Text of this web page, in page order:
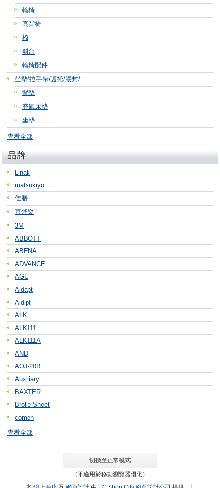
輪椅
高背椅
椅
斜台
輪椅配件
坐墊/拉手帶/護托/腰封/
背墊
充氣床墊
坐墊
查看全部
品牌
Linak
matsukiyo
佳膳
喜舒樂
3M
ABBOTT
ABENA
ADVANCE
AGU
Aidapt
Aidipt
ALK
ALK111
ALK111A
AND
AOJ-20B
Auxiliary
BAXTER
Brolle Sheet
comen
查看全部
切換至正常模式
（不適用於移動瀏覽器優化）